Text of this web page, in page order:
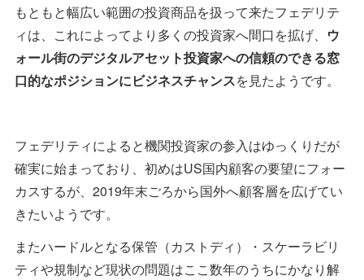
もともと幅広い範囲の投資商品を扱って来たフェデリテ
ィは、これによってより多くの投資家へ間口を拡げ、 ウ
ォール街のデジタルアセット投資家への信頼のできる窓
口的なポジションにビジネスチャンスを見たようです。
フェデリティによると機関投資家の参入はゆっくりだが
確実に始まっており、初めはUS国内顧客の要望にフォー
カスするが、2019年末ごろから国外へ顧客層を広げてい
きたいようです。
またハードルとなる保管（カストディ）・スケーラビリ
ティや規制など現状の問題はここ数年のうちにかなり解